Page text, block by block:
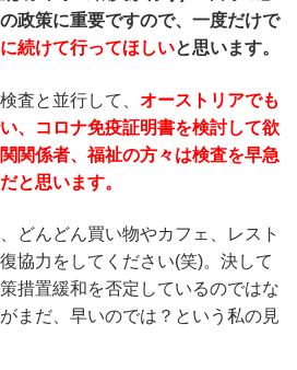
政策に重要ですので、一度だけで
続けて行ってほしいと思います。
査と並行して、 オーストリアでも
、コロナ免疫証明書を検討して欲
関係者、福祉の方々は検査を早急
と思います。
どんどん買い物やカフェ、レスト
協力をしてください(笑)。決して
措置緩和を否定しているのではな
まだ、早いのでは？という私の見